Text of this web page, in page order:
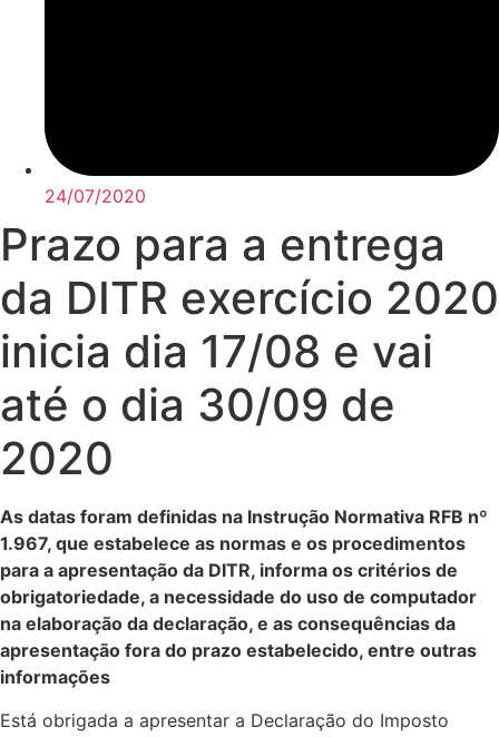
24/07/2020
Prazo para a entrega
da DITR exercício 2020
inicia dia 17/08 e vai
até o dia 30/09 de
2020
As datas foram definidas na Instrução Normativa RFB nº
1.967, que estabelece as normas e os procedimentos
para a apresentação da DITR, informa os critérios de
obrigatoriedade, a necessidade do uso de computador
na elaboração da declaração, e as consequências da
apresentação fora do prazo estabelecido, entre outras
informações
Está obrigada a apresentar a Declaração do Imposto